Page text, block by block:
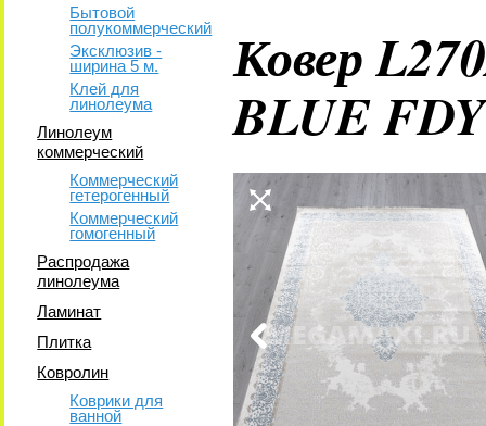
Бытовой
полукоммерческий
Эксклюзив -
ширина 5 м.
Клей для
линолеума
Линолеум
коммерческий
Коммерческий
гетерогенный
Коммерческий
гомогенный
Распродажа
линолеума
Ламинат
Плитка
Ковролин
Коврики для
ванной
Ковер
BLUE